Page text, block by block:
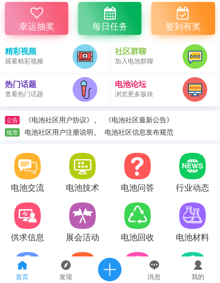
首页 发现 消息 我的
幸运抽奖 每日任务 签到有奖
精彩视频
观看精彩视频
社区群聊
加入电池群聊
热门话题
查看热门话题
电池论坛
浏览更多版块
公告 《电池社区用户协议》 、 《电池社区最新公告》
规章 电池社区用户注册说明、 电池社区信息发布规范
电池交流 电池技术 电池问答 行业动态
供求信息 展会活动 电池回收 电池材料